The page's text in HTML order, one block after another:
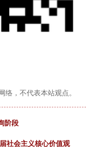
，不代表本站观点。
阶段
社会主义核心价值观